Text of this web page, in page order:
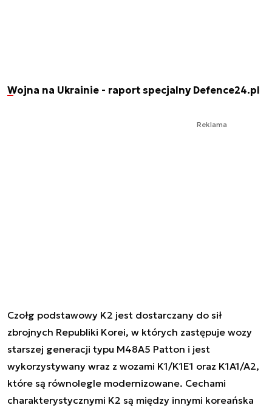
Wojna na Ukrainie - raport specjalny Defence24.pl
Reklama
Czołg podstawowy K2 jest dostarczany do sił
zbrojnych Republiki Korei, w których zastępuje wozy
starszej generacji typu M48A5 Patton i jest
wykorzystywany wraz z wozami K1/K1E1 oraz K1A1/A2,
które są równolegle modernizowane. Cechami
charakterystycznymi K2 są między innymi koreańska